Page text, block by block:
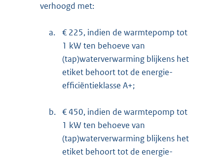
verhoogd met:
a.
€ 225, indien de warmtepomp tot
1 kW ten behoeve van
(tap)waterverwarming blijkens het
etiket behoort tot de energie-
efficiëntieklasse A+;
b. € 450, indien de warmtepomp tot
1 kW ten behoeve van
(tap)waterverwarming blijkens het
etiket behoort tot de energie-